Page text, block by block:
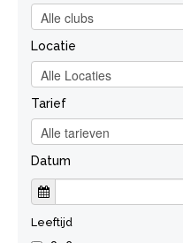
Locatie
Tarief
Datum
Leeftijd